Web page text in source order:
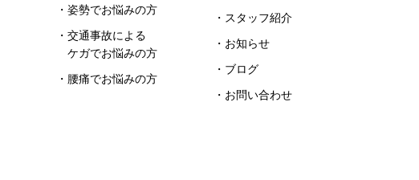
・姿勢でお悩みの方
・交通事故による
ケガでお悩みの方
・腰痛でお悩みの方
・スタッフ紹介
・お知らせ
・ブログ
・お問い合わせ